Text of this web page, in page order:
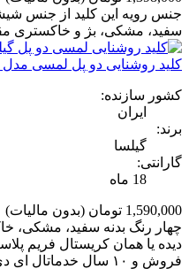
جنس رویه این کلید از جنس
سفید، مشکی، بژ و خاکستری
کلید روشنایی دو پل لمسی مدل eco
کشور سازنده:
ایران
برند:
گیلسا
گارانتی:
18 ماه
1,590,000 تومان
(بدون مالیات)
چهار رنگ بدنه سفید، مشکی،
دیده یا همان کریستال فریم
فروش و ۱۰ سال خدماتال ای دی سفید و آبی